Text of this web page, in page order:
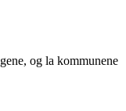
og la kommunene